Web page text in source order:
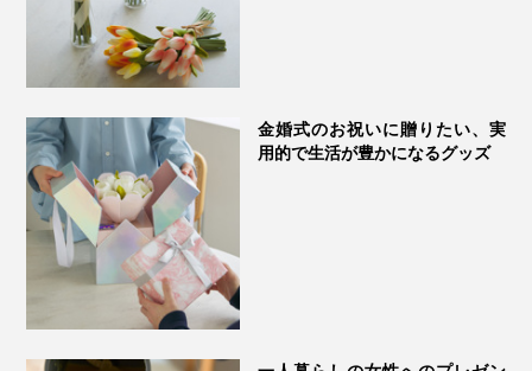
金婚式のお祝いに贈りたい、実
用的で生活が豊かになるグッズ